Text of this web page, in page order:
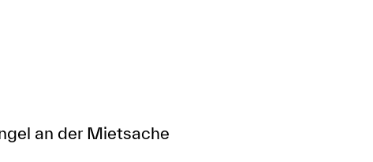
an der Mietsache